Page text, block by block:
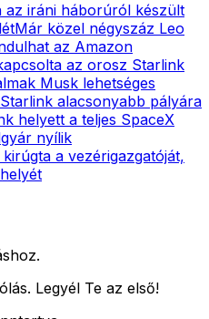
iráni háborúról készült
Már közel négyszáz Leo
az Amazon
az orosz Starlink
Musk lehetséges
alacsonyabb pályára
helyett a teljes SpaceX
nyílik
a vezérigazgatóját,
Legyél Te az első!